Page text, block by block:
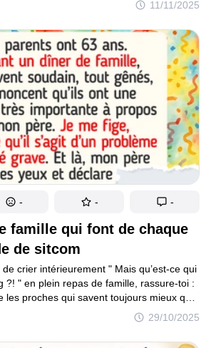
11/11/2025
famille qui font de chaque
de sitcom
29/10/2025
crier intérieurement " Mais qu’est-ce qui
?! " en plein repas de famille, rassure-toi :
les proches qui savent toujours mieux que
et les moitiés à la logique parfois
quoi tourner un film. Pour certains, la vie
à tour à une comédie, à un drame
- - -